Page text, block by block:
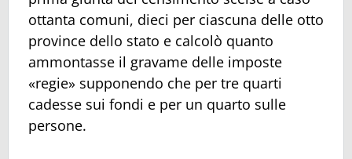
ottanta comuni, dieci per ciascuna delle otto
province dello stato e calcolò quanto
ammontasse il gravame delle imposte
«regie» supponendo che per tre quarti
cadesse sui fondi e per un quarto sulle
persone.